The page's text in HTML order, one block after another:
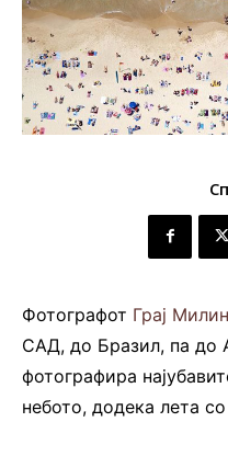
Фотографот Грај Милин
САД, до Бразил, па до
фотографира
небото, додека лета